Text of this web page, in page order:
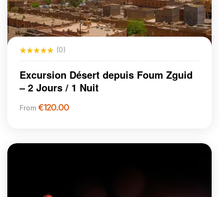
(0)
Excursion Désert depuis Foum Zguid
– 2 Jours / 1 Nuit
From €120.00